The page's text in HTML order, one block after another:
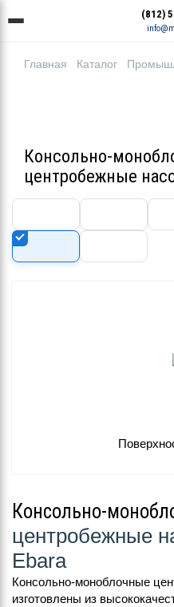
(812)
Главная Каталог
Консольно-
центробежные
Консольно-
центробежные
Ebara
Консольно-моноблочные
изготовлены из